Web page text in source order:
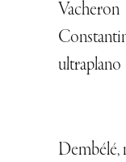
Vacheron
ultraplano
Dembélé,